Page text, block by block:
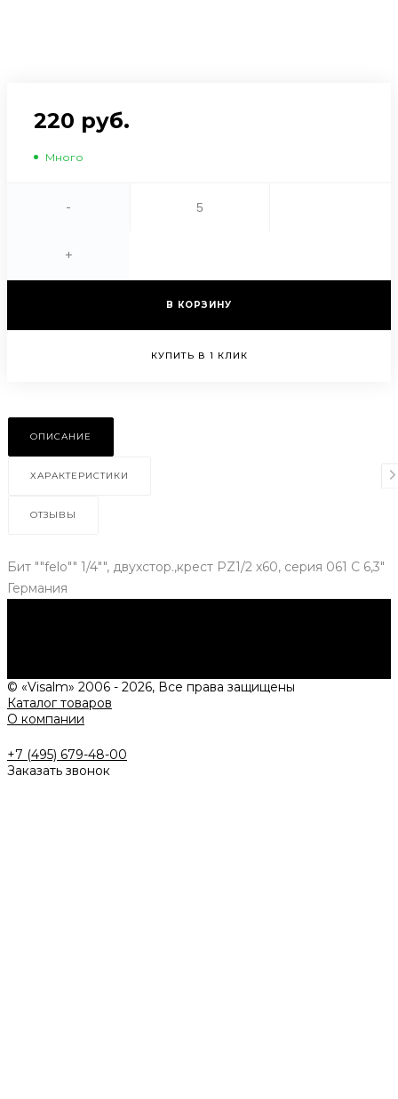
220 руб.
Много
-
+
В КОРЗИНУ
КУПИТЬ В 1 КЛИК
ОПИСАНИЕ
ХАРАКТЕРИСТИКИ
ОТЗЫВЫ
Бит ""felo"" 1/4"", двухстор.,крест PZ1/2 х60, серия 061 С 6,3"
Германия
© «Visalm» 2006 - 2026, Все права защищены
Каталог товаров
О компании
+7 (495) 679-48-00
Заказать звонок